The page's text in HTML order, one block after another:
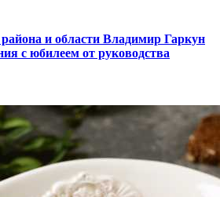
и области Владимир Гаркун
с юбилеем от руководства